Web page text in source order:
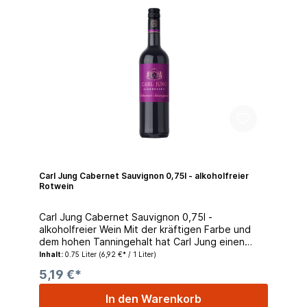
Trinktemperatur 16-18 Grad. Die Flasche Wein
enthält < 0,5%vol. alc. *Energie: 100kJ/24kcal pro
100ml. Etwa 30% weniger Kalorien als die
alkoholhaltigen Weine der Serie.
Carl Jung Cabernet Sauvignon 0,75l - alkoholfreier
Rotwein
Carl Jung Cabernet Sauvignon 0,75l -
alkoholfreier Wein Mit der kräftigen Farbe und
dem hohen Tanningehalt hat Carl Jung einen
Cabernet Sauvignon aufgelegt. Beerig, Würzig
vollen Weingenuss - ganz ohne Alkohol. Die Carl
traditionsreiches Unternehmen mit mehr als
Inhalt: 0.75 Liter (6,92 €* / 1 Liter)
5,19 €*
In den Warenkorb